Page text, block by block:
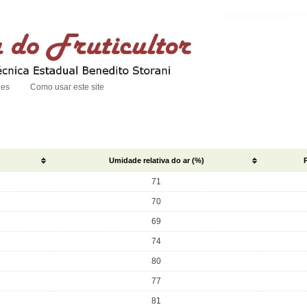
Como usar este site
Umidade relativa do ar (%)
71
70
69
74
80
77
81